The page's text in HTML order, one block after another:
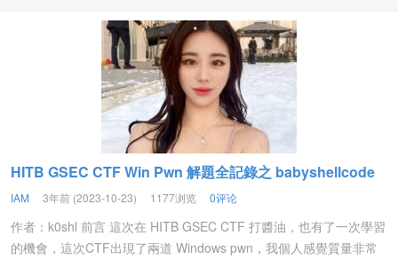
HITB GSEC CTF Win Pwn 解題全記錄之 babyshellcode
IAM 3年前 (2023-10-23) 1177浏览 0评论
作者：k0shl 前言 這次在 HITB GSEC CTF 打醬油，也有了一次學習
的機會，這次CTF出現了兩道 Windows pwn，我個人感覺質量非常